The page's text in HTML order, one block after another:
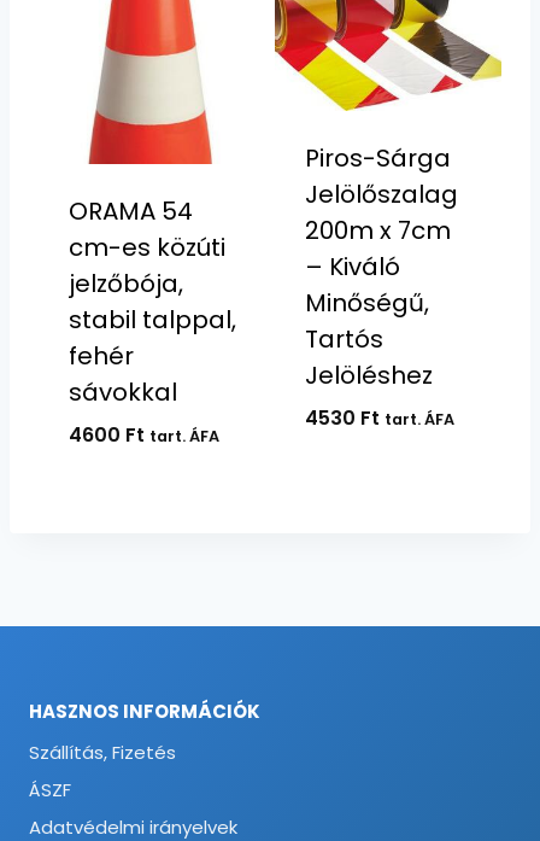
ORAMA 54
cm-es közúti
jelzőbója,
stabil talppal,
fehér
sávokkal
4600 Ft tart. ÁFA
Piros-Sárga
Jelölőszalag
200m x 7cm
– Kiváló
Minőségű,
Tartós
Jelöléshez
4530 Ft tart. ÁFA
HASZNOS INFORMÁCIÓK
Szállítás, Fizetés
ÁSZF
Adatvédelmi irányelvek